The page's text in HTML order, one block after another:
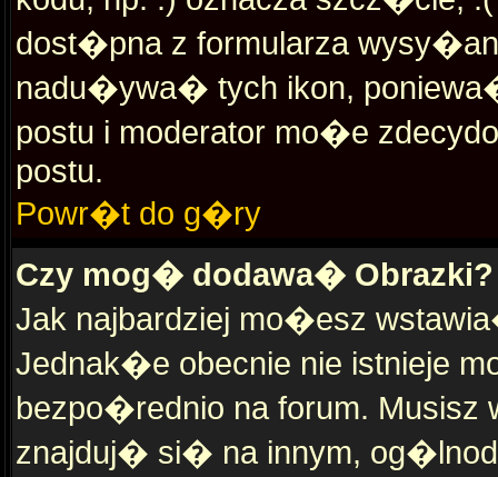
dost�pna z formularza
nadu�ywa� tych ikon,
postu i moderator mo�e
postu.
Powr�t do g�ry
Czy mog� dodawa� Obrazki?
Jak najbardziej mo�esz
Jednak�e obecnie nie istnieje
bezpo�rednio na forum.
znajduj� si� na innym,